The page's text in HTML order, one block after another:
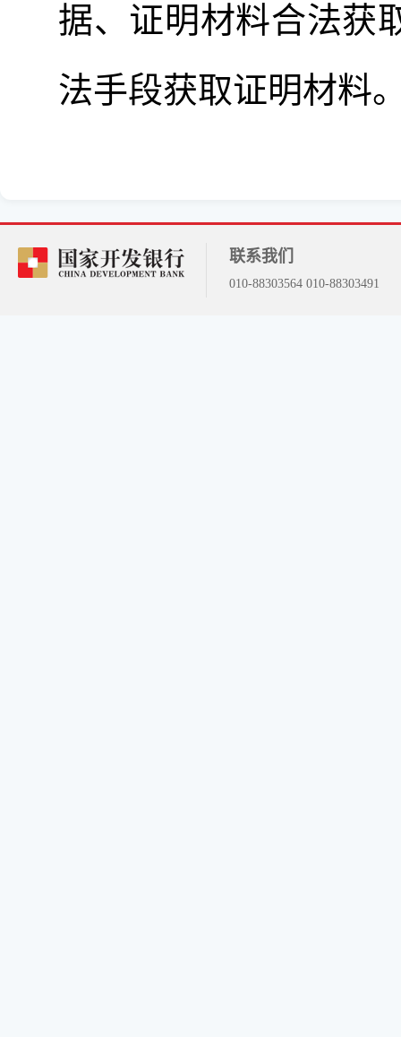
据、证明材料合法获
法手段获取证明材料
联系我们
010-88303564 010-88303491